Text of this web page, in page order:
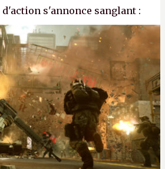
s'annonce sanglant :
drastiques, fermetures de
massifs. En gros, essorer
virer le reste.P.